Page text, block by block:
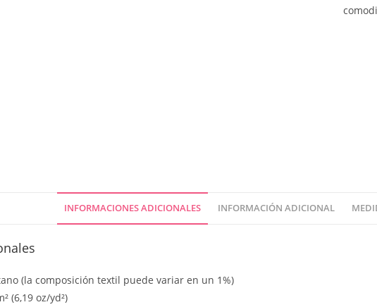
INFORMACIONES ADICIONALES INFORMACIÓN ADICIONAL
(la composición textil puede variar en un 1%)
(6,19 oz/yd²)